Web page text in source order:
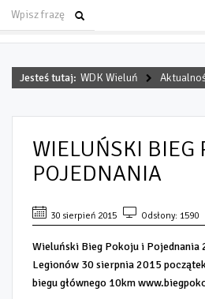
Jesteś tutaj: WDK Wieluń
WIELUŃSKI BIEG
POJEDNANIA
30 sierpień 2015 Odsłony: 1590
Wieluński Bieg Pokoju i Pojednania
Legionów 30 sierpnia 2015
biegu głównego 10km